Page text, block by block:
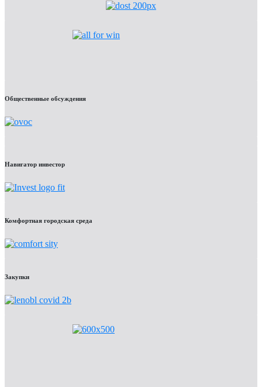
Общественные обсуждения
Навигатор инвестор
Комфортная городская среда
Закупки